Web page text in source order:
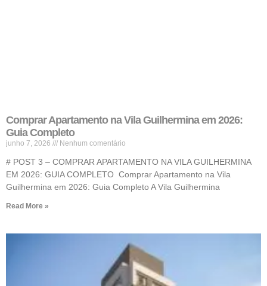
Comprar Apartamento na Vila Guilhermina em 2026:
Guia Completo
junho 7, 2026 Nenhum comentário
# POST 3 – COMPRAR APARTAMENTO NA VILA GUILHERMINA
EM 2026: GUIA COMPLETO Comprar Apartamento na Vila
Guilhermina em 2026: Guia Completo A Vila Guilhermina
Read More »